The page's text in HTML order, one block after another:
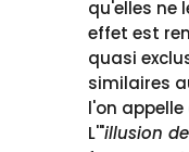
qu'elles ne
effet est
quasi
similaires
l'on
L'"illusion